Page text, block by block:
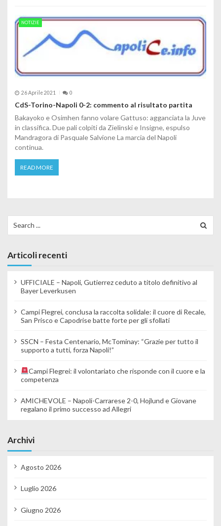
NOTIZIE
26 Aprile 2021 0
CdS-Torino-Napoli 0-2: commento al risultato partita
Bakayoko e Osimhen fanno volare Gattuso: agganciata la Juve
in classifica. Due pali colpiti da Zielinski e Insigne, espulso
Mandragora di Pasquale Salvione La marcia del Napoli
continua.
READ MORE
Articoli recenti
UFFICIALE – Napoli, Gutierrez ceduto a titolo definitivo al
Bayer Leverkusen
Campi Flegrei, conclusa la raccolta solidale: il cuore di Recale,
San Prisco e Capodrise batte forte per gli sfollati
SSCN – Festa Centenario, McTominay: “Grazie per tutto il
supporto a tutti, forza Napoli!”
Campi Flegrei: il volontariato che risponde con il cuore e la
competenza
AMICHEVOLE – Napoli-Carrarese 2-0, Hojlund e Giovane
regalano il primo successo ad Allegri
Archivi
Agosto 2026
Luglio 2026
Giugno 2026